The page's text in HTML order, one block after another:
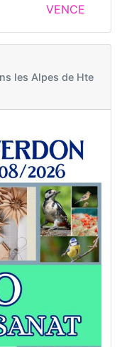
VENCE
les Alpes de Hte